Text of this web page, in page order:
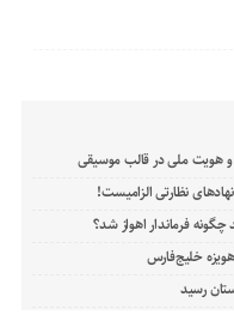
هویت ملی در قالب موسیقی
نظارتی الزامیست!
فرماندار اهواز شد؟
خلیج‌فارس